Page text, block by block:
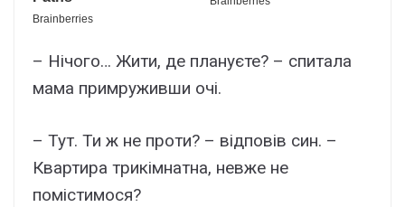
– Нічого… Жити, де плануєте? – спитала
мама примруживши очі.
– Тут. Ти ж не проти? – відповів син. –
Квартира трикімнатна, невже не
помістимося?